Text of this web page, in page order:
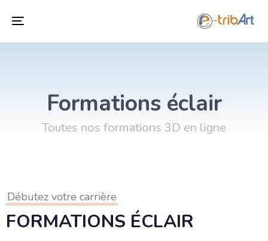
Toggle
navigation
Formations éclair
Toutes nos formations 3D en ligne
Débutez votre carrière
FORMATIONS ÉCLAIR